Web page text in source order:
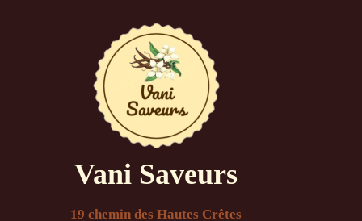
Vani Saveurs
19 chemin des Hautes Crêtes